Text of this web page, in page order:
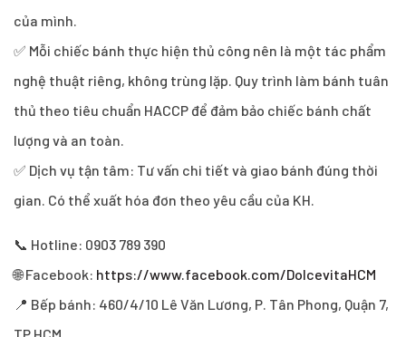
của mình.
✅ Mỗi chiếc bánh thực hiện thủ công nên là một tác phẩm
nghệ thuật riêng, không trùng lặp. Quy trình làm bánh tuân
thủ theo tiêu chuẩn HACCP để đảm bảo chiếc bánh chất
lượng và an toàn.
✅ Dịch vụ tận tâm: Tư vấn chi tiết và giao bánh đúng thời
gian. Có thể xuất hóa đơn theo yêu cầu của KH.
📞 Hotline: 0903 789 390
🌐 Facebook: https://www.facebook.com/DolcevitaHCM
📍 Bếp bánh: 460/4/10 Lê Văn Lương, P. Tân Phong, Quận 7,
TP HCM